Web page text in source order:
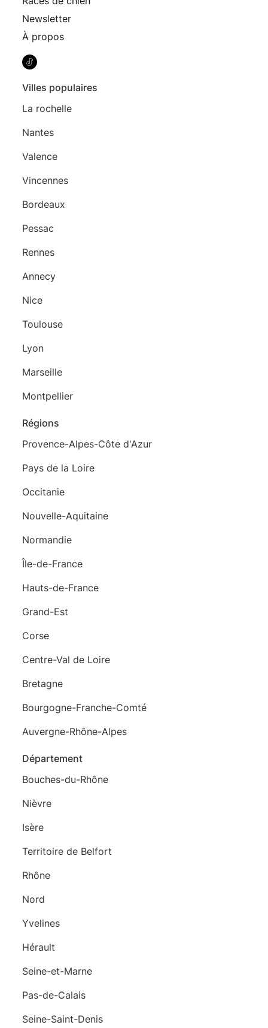
Newsletter
À propos
Villes populaires
La rochelle
Nantes
Valence
Vincennes
Bordeaux
Pessac
Rennes
Annecy
Nice
Toulouse
Lyon
Marseille
Montpellier
Régions
Provence-Alpes-Côte d'Azur
Pays de la Loire
Occitanie
Nouvelle-Aquitaine
Normandie
Île-de-France
Hauts-de-France
Grand-Est
Corse
Centre-Val de Loire
Bretagne
Bourgogne-Franche-Comté
Auvergne-Rhône-Alpes
Département
Bouches-du-Rhône
Nièvre
Isère
Territoire de Belfort
Rhône
Nord
Yvelines
Hérault
Seine-et-Marne
Pas-de-Calais
Seine-Saint-Denis